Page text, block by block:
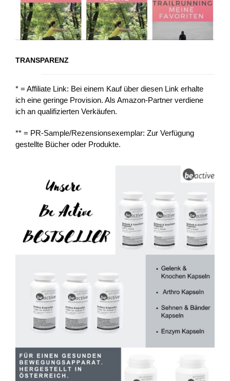
TRANSPARENZ
* = Affiliate Link: Bei einem Kauf über diesen Link erhalte
ich eine geringe Provision. Als Amazon-Partner verdiene
ich an qualifizierten Verkäufen.
** = PR-Sample/Rezensionsexemplar: Zur Verfügung
gestellte Bücher oder Produkte.